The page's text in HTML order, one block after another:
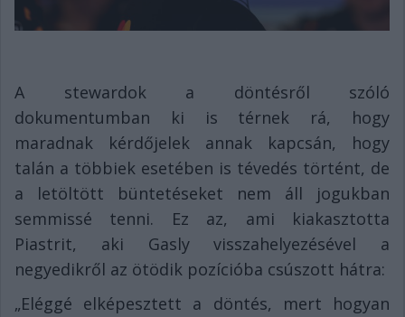
A stewardok a döntésről szóló
dokumentumban ki is térnek rá, hogy
maradnak kérdőjelek annak kapcsán, hogy
talán a többiek esetében is tévedés történt, de
a letöltött büntetéseket nem áll jogukban
semmissé tenni. Ez az, ami kiakasztotta
Piastrit, aki Gasly visszahelyezésével a
negyedikről az ötödik pozícióba csúszott hátra:
„Eléggé elképesztett a döntés, mert hogyan